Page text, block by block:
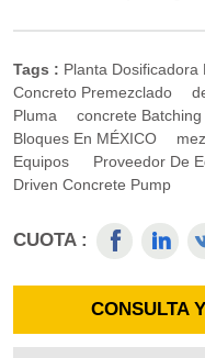
Tags : Planta Dosificadora
Concreto Premezclado
Pluma
Concrete
Bloques En MÉXICO
Equipos
Proveedor De
Driven Concrete Pump
CUOTA :
CONSULTA